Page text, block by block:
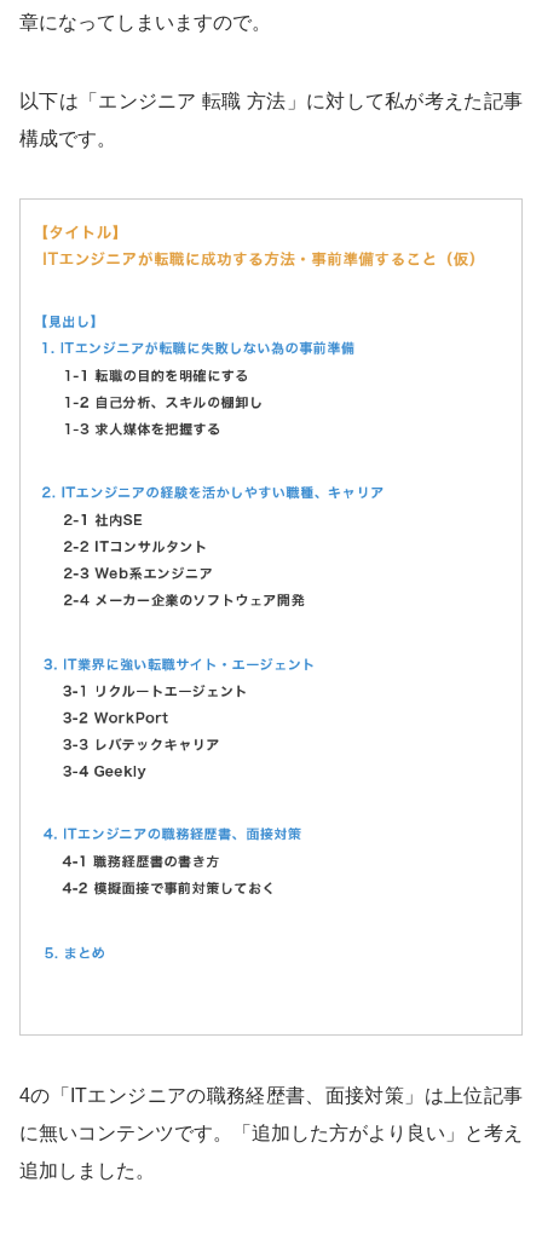
章になってしまいますので。
以下は「エンジニア 転職 方法」に対して私が考えた記事
構成です。
4の「ITエンジニアの職務経歴書、面接対策」は上位記事
に無いコンテンツです。「追加した方がより良い」と考え
追加しました。